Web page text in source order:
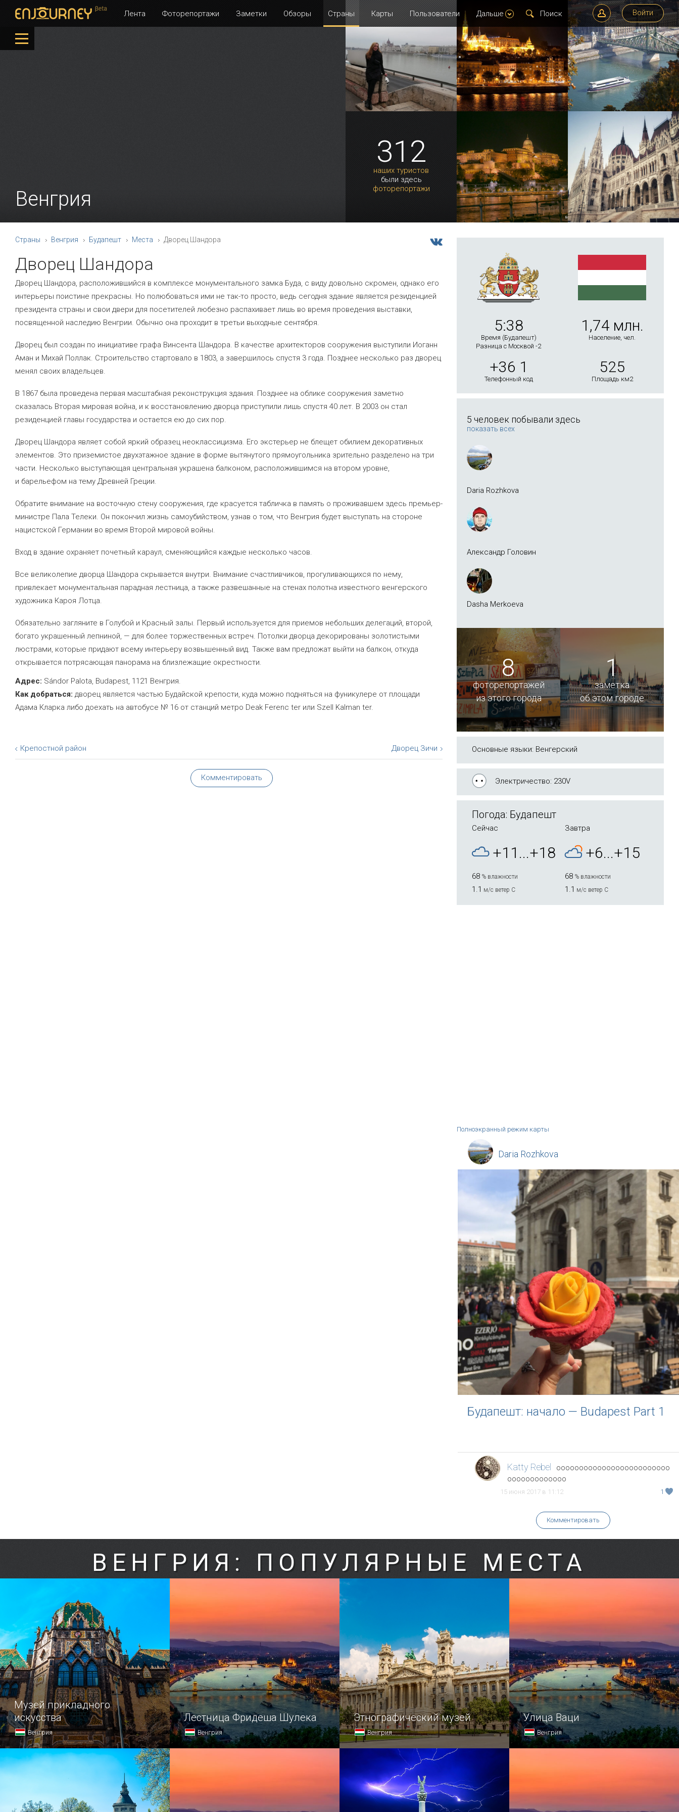
Войти
Лента Фоторепортажи Заметки Обзоры Страны Карты Пользователи Дальше
312
наших туристов
были здесь
фоторепортажи
Венгрия
5:38
Время (Будапешт)
Разница с Москвой -2
1,74 млн.
Население, чел.
+36 1
Телефонный код
525
Площадь км2
5 человек побывали здесь
показать всех
Daria Rozhkova
Александр Головин
Dasha Merkoeva
8
фоторепортажей
из этого города
1
заметка
об этом городе
Основные языки: Венгерский
Электричество: 230V
Погода: Будапешт
Сейчас Завтра
+11...+18 +6...+15
68 % влажности 68 % влажности
1.1 м/с ветер С 1.1 м/с ветер С
Полноэкранный режим карты
Daria Rozhkova
Будапешт: начало — Budapest Part 1
Katty Rebel
ооооооооооооооооооооооооо
ооооооооооооо
15 июня 2017 в 11:12 1
Комментировать
Страны Венгрия Будапешт Места Дворец Шандора
Дворец Шандора
Дворец Шандора, расположившийся в комплексе монументального замка Буда, с виду довольно скромен, однако его
интерьеры поистине прекрасны. Но полюбоваться ими не так-то просто, ведь сегодня здание является резиденцией
президента страны и свои двери для посетителей любезно распахивает лишь во время проведения выставки,
посвященной наследию Венгрии. Обычно она проходит в третьи выходные сентября.
Дворец был создан по инициативе графа Винсента Шандора. В качестве архитекторов сооружения выступили Иоганн
Аман и Михай Поллак. Строительство стартовало в 1803, а завершилось спустя 3 года. Позднее несколько раз дворец
менял своих владельцев.
В 1867 была проведена первая масштабная реконструкция здания. Позднее на облике сооружения заметно
сказалась Вторая мировая война, и к восстановлению дворца приступили лишь спустя 40 лет. В 2003 он стал
резиденцией главы государства и остается ею до сих пор.
Дворец Шандора являет собой яркий образец неоклассицизма. Его экстерьер не блещет обилием декоративных
элементов. Это приземистое двухэтажное здание в форме вытянутого прямоугольника зрительно разделено на три
части. Несколько выступающая центральная украшена балконом, расположившимся на втором уровне,
и барельефом на тему Древней Греции.
Обратите внимание на восточную стену сооружения, где красуется табличка в память о проживавшем здесь премьер-
министре Пала Телеки. Он покончил жизнь самоубийством, узнав о том, что Венгрия будет выступать на стороне
нацистской Германии во время Второй мировой войны.
Вход в здание охраняет почетный караул, сменяющийся каждые несколько часов.
Все великолепие дворца Шандора скрывается внутри. Внимание счастливчиков, прогуливающихся по нему,
привлекает монументальная парадная лестница, а также развешанные на стенах полотна известного венгерского
художника Кароя Лотца.
Обязательно загляните в Голубой и Красный залы. Первый используется для приемов небольших делегаций, второй,
богато украшенный лепниной, — для более торжественных встреч. Потолки дворца декорированы золотистыми
люстрами, которые придают всему интерьеру возвышенный вид. Также вам предложат выйти на балкон, откуда
открывается потрясающая панорама на близлежащие окрестности.
Адрес: Sándor Palota, Budapest, 1121 Венгрия.
Как добраться: дворец является частью Будайской крепости, куда можно подняться на фуникулере от площади
Адама Кларка либо доехать на автобусе № 16 от станций метро Deak Ferenc ter или Szell Kalman ter.
Дворец Зичи
Крепостной район
Комментировать
ВЕНГРИЯ: ПОПУЛЯРНЫЕ МЕСТА
Музей прикладного
искусства
Венгрия
Музей прикладного искусства — один
из самых посещаемых в Будапеште.
Лестница Фридеша Шулека
Венгрия
Этнографический музей
Венгрия
Этнографический музей считается
одним из старейших культурных
учреждений Венгрии.
Улица Ваци
Венгрия